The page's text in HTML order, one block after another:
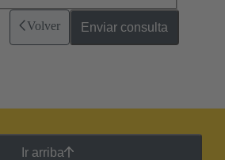
Volver Enviar consulta
Ir arriba